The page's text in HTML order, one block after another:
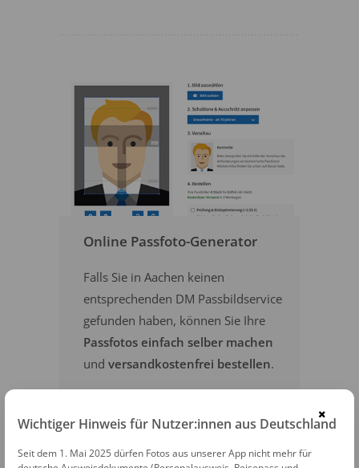
Online Passfoto-Generator
Falls Sie in Aachen keinen
entsprechenden DM Passbildservice
gefunden haben, können Sie Ihre
Passfotos einfach selber machen
und versandkostenfrei bestellen.
×
Wichtiger Hinweis für Nutzer:innen aus Deutschland
Seit dem 1. Mai 2025 dürfen Fotos aus unserer App nicht mehr für